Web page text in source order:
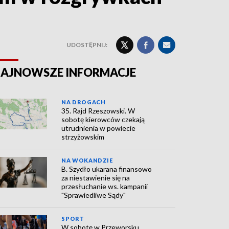
UDOSTĘPNIJ:
INFORMACJE
NA DROGACH
35. Rajd Rzeszowski. W
sobotę kierowców czekają
utrudnienia w powiecie
strzyżowskim
NA WOKANDZIE
B. Szydło ukarana finansowo
za niestawienie się na
przesłuchanie ws. kampanii
"Sprawiedliwe Sądy"
SPORT
W sobotę w Przeworsku